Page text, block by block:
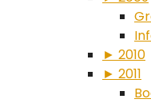
► 2010
► 2011